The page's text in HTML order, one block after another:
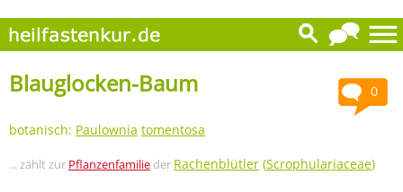
0
Blauglocken-Baum
botanisch: Paulownia tomentosa
... zählt zur Pflanzenfamilie der Rachenblütler (Scrophulariaceae)